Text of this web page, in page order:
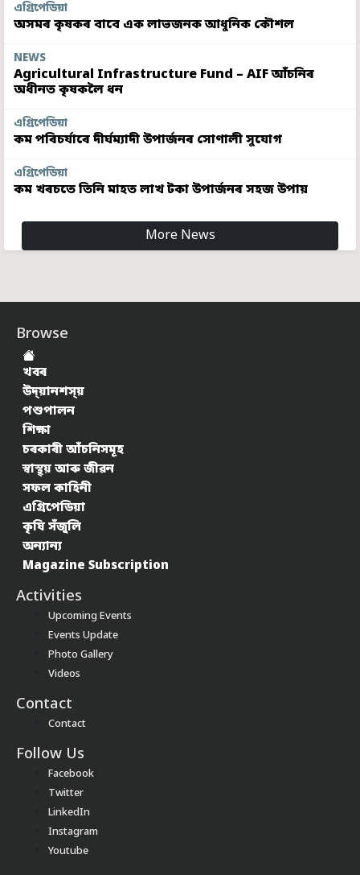
এগ্ৰিপেডিয়া
অসমৰ কৃষকৰ বাবে এক লাভজনক আধুনিক কৌশল
NEWS
Agricultural Infrastructure Fund – AIF আঁচনিৰ
অধীনত কৃষকলৈ ধন
এগ্ৰিপেডিয়া
কম পৰিচৰ্যাৰে দীৰ্ঘম্যাদী উপাৰ্জনৰ সোণালী সুযোগ
এগ্ৰিপেডিয়া
কম খৰচতে তিনি মাহত লাখ টকা উপাৰ্জনৰ সহজ উপায়
More News
Browse
খবৰ
উদ্য়ানশস্য়
পশুপালন
শিক্ষা
চৰকাৰী আঁচনিসমূহ
স্বাস্থ্য় আৰু জীৱন
সফল কাহিনী
এগ্ৰিপেডিয়া
কৃষি সঁজুলি
অন্যান্য
Magazine Subscription
Activities
Upcoming Events
Events Update
Photo Gallery
Videos
Contact
Contact
Follow Us
Facebook
Twitter
LinkedIn
Instagram
Youtube